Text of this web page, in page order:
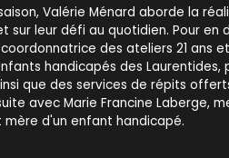
Valérie Ménard aborde la
sur leur défi au quotidien. Pour en
des ateliers 21 ans
handicapés des Laurentides,
que des services de répits
avec Marie Francine Laberge,
mère d'un enfant handicapé.